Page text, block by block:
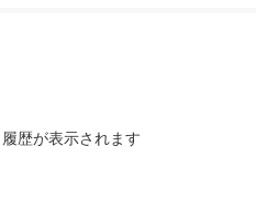
歴が表示されます